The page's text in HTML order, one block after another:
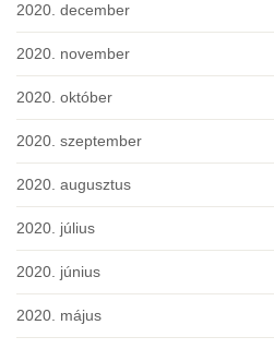
2020. december
2020. november
2020. október
2020. szeptember
2020. augusztus
2020. július
2020. június
2020. május